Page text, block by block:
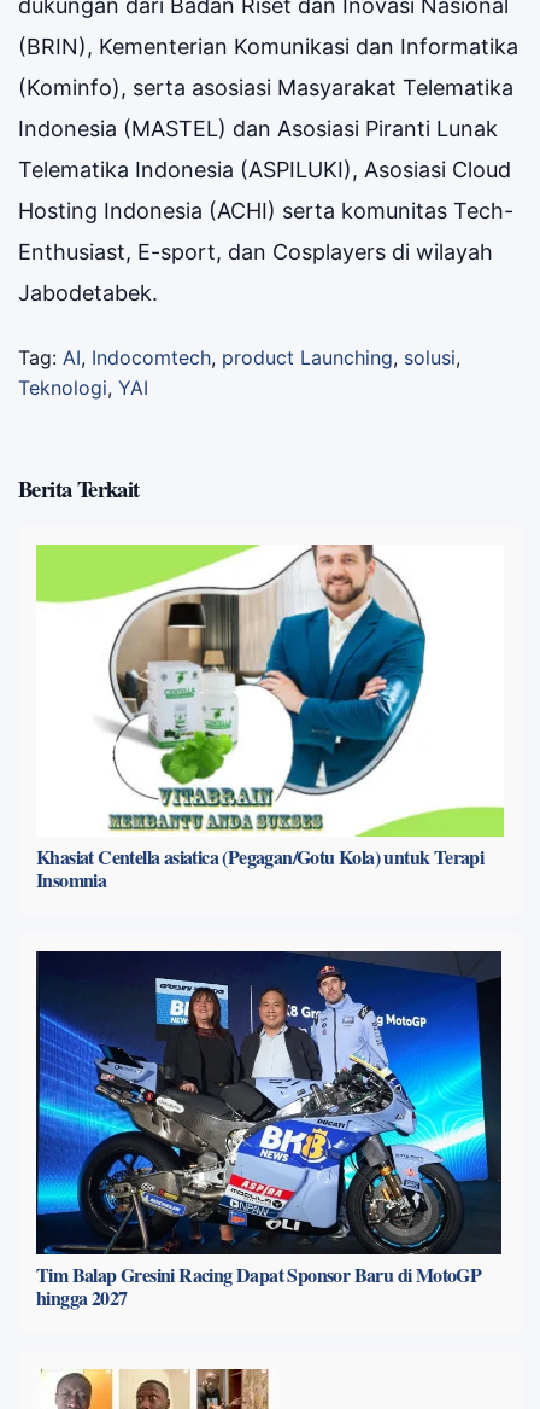
dukungan dari Badan Riset dan Inovasi Nasional
(BRIN), Kementerian Komunikasi dan Informatika
(Kominfo), serta asosiasi Masyarakat Telematika
Indonesia (MASTEL) dan Asosiasi Piranti Lunak
Telematika Indonesia (ASPILUKI), Asosiasi Cloud
Hosting Indonesia (ACHI) serta komunitas Tech-
Enthusiast, E-sport, dan Cosplayers di wilayah
Jabodetabek.
Tag: AI, Indocomtech, product Launching, solusi,
Teknologi, YAI
Berita Terkait
Khasiat Centella asiatica (Pegagan/Gotu Kola) untuk Terapi
Insomnia
Tim Balap Gresini Racing Dapat Sponsor Baru di MotoGP
hingga 2027